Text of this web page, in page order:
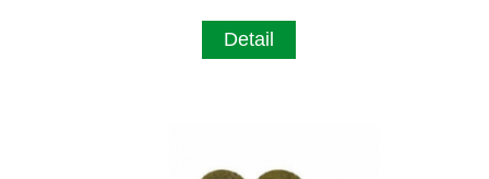
Detail